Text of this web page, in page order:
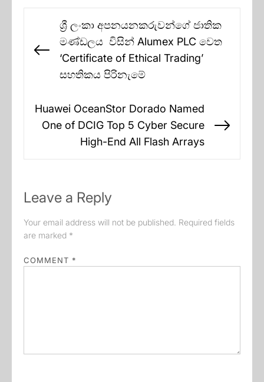
navigation
Previous
ශ්‍රී ලංකා අපනයනකරුවන්ගේ ජාතික
මණ්ඩලය විසින් Alumex PLC වෙත
‘Certificate of Ethical Trading’
සහතිකය පිරිනැමේ
Huawei OceanStor Dorado Named
One of DCIG Top 5 Cyber Secure
High-End All Flash Arrays
Leave a Reply
Your email address will not be published. Required fields
are marked *
COMMENT *